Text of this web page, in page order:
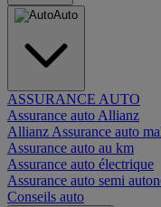
Auto
ASSURANCE AUTO
Assurance auto Allianz
Allianz Assurance auto
Assurance auto au km
Assurance auto électrique
Assurance auto semi
Conseils auto